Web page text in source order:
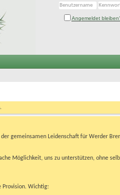
Angemeldet
gemeinsamen Leidenschaft für Werder
Möglichkeit, uns zu unterstützen, ohne
Provision. Wichtig: